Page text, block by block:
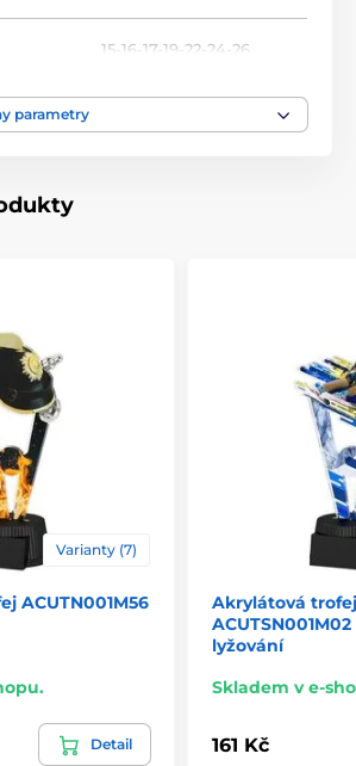
15-16-17-19-22-24-26
parametry
Varianty (7)
ACUTN001M56
Detail
Akrylátová trofej
lyžování
Skladem v e-
161 Kč